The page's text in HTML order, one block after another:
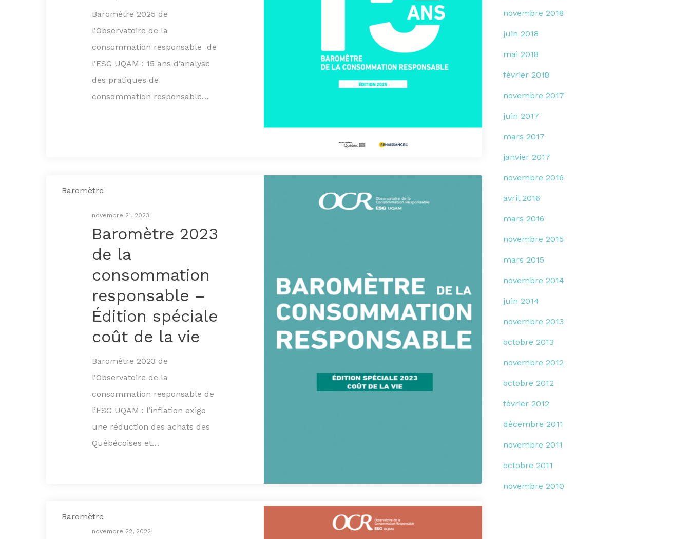
Baromètre 2025 de
l’Observatoire de la
consommation responsable de
l’ESG UQAM : 15 ans d’analyse
des pratiques de
consommation responsable…
Baromètre
novembre 21, 2023
Baromètre 2023
de la
consommation
responsable –
Édition spéciale
coût de la vie
Baromètre 2023 de
l’Observatoire de la
consommation responsable de
l’ESG UQAM : l’inflation exige
une réduction des achats des
Québécoises et…
Baromètre
novembre 22, 2022
novembre 2018
juin 2018
mai 2018
février 2018
novembre 2017
juin 2017
mars 2017
janvier 2017
novembre 2016
avril 2016
mars 2016
novembre 2015
mars 2015
novembre 2014
juin 2014
novembre 2013
octobre 2013
novembre 2012
octobre 2012
février 2012
décembre 2011
novembre 2011
octobre 2011
novembre 2010